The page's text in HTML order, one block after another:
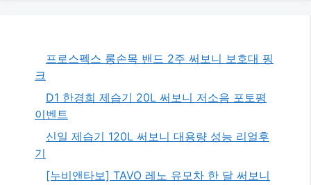
프로스펙스 롱손목 밴드 2주 써보니 보호대 핑
크
D1 한경희 제습기 20L 써보니 저소음 포토평
이벤트
신일 제습기 120L 써보니 대용량 성능 리얼후
기
[누비앤타보] TAVO 레노 유모차 한 달 써보니